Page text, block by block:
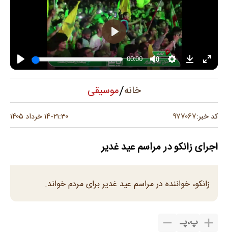
خانه/موسیقی
کد خبر:۹۷۷۰۶۷ ۲۱:۳۰-۱۴ خرداد ۱۴۰۵
اجرای زانکو در مراسم عید غدیر
زانکو، خواننده در مراسم عید غدیر برای مردم خواند.
پ،پـ